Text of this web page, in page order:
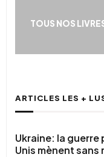
TOUS NOS
ARTICLES LES +
Ukraine: la
Unis mènent sans